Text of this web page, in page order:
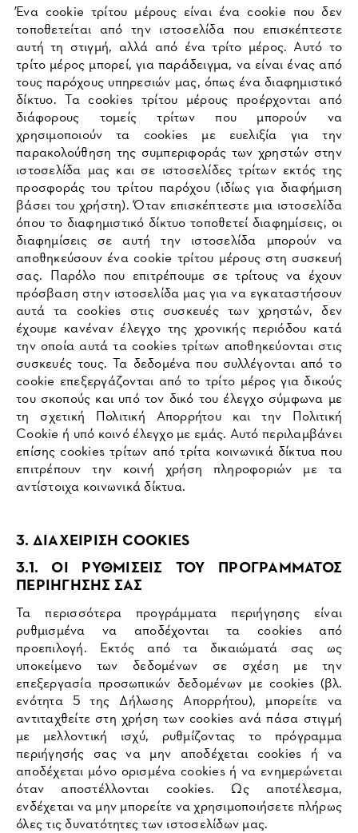
Ένα cookie τρίτου μέρους είναι ένα cookie που δεν
τοποθετείται από την ιστοσελίδα που επισκέπτεστε
αυτή τη στιγμή, αλλά από ένα τρίτο μέρος. Αυτό το
τρίτο μέρος μπορεί, για παράδειγμα, να είναι ένας από
τους παρόχους υπηρεσιών μας, όπως ένα διαφημιστικό
δίκτυο. Τα cookies τρίτου μέρους προέρχονται από
διάφορους τομείς τρίτων που μπορούν να
χρησιμοποιούν τα cookies με ευελιξία για την
παρακολούθηση της συμπεριφοράς των χρηστών στην
ιστοσελίδα μας και σε ιστοσελίδες τρίτων εκτός της
προσφοράς του τρίτου παρόχου (ιδίως για διαφήμιση
βάσει του χρήστη). Όταν επισκέπτεστε μια ιστοσελίδα
όπου το διαφημιστικό δίκτυο τοποθετεί διαφημίσεις, οι
διαφημίσεις σε αυτή την ιστοσελίδα μπορούν να
αποθηκεύσουν ένα cookie τρίτου μέρους στη συσκευή
σας. Παρόλο που επιτρέπουμε σε τρίτους να έχουν
πρόσβαση στην ιστοσελίδα μας για να εγκαταστήσουν
αυτά τα cookies στις συσκευές των χρηστών, δεν
έχουμε κανέναν έλεγχο της χρονικής περιόδου κατά
την οποία αυτά τα cookies τρίτων αποθηκεύονται στις
συσκευές τους. Τα δεδομένα που συλλέγονται από το
cookie επεξεργάζονται από το τρίτο μέρος για δικούς
του σκοπούς και υπό τον δικό του έλεγχο σύμφωνα με
τη σχετική Πολιτική Απορρήτου και την Πολιτική
Cookie ή υπό κοινό έλεγχο με εμάς. Αυτό περιλαμβάνει
επίσης cookies τρίτων από τρίτα κοινωνικά δίκτυα που
επιτρέπουν την κοινή χρήση πληροφοριών με τα
αντίστοιχα κοινωνικά δίκτυα.
3. ΔΙΑΧΕΙΡΙΣΗ COOKIES
3.1. ΟΙ ΡΥΘΜΙΣΕΙΣ ΤΟΥ ΠΡΟΓΡΑΜΜΑΤΟΣ
ΠΕΡΙΗΓΗΣΗΣ ΣΑΣ
Τα περισσότερα προγράμματα περιήγησης είναι
ρυθμισμένα να αποδέχονται τα cookies από
προεπιλογή. Εκτός από τα δικαιώματά σας ως
υποκείμενο των δεδομένων σε σχέση με την
επεξεργασία προσωπικών δεδομένων με cookies (βλ.
ενότητα 5 της Δήλωσης Απορρήτου), μπορείτε να
αντιταχθείτε στη χρήση των cookies ανά πάσα στιγμή
με μελλοντική ισχύ, ρυθμίζοντας το πρόγραμμα
περιήγησής σας να μην αποδέχεται cookies ή να
αποδέχεται μόνο ορισμένα cookies ή να ενημερώνεται
όταν αποστέλλονται cookies. Ως αποτέλεσμα,
ενδέχεται να μην μπορείτε να χρησιμοποιήσετε πλήρως
όλες τις δυνατότητες των ιστοσελίδων μας.